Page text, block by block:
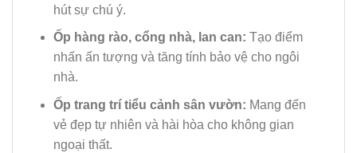
hút sự chú ý.
Ốp hàng rào, cổng nhà, lan can: Tạo điểm
nhấn ấn tượng và tăng tính bảo vệ cho ngôi
nhà.
Ốp trang trí tiểu cảnh sân vườn: Mang đến
vẻ đẹp tự nhiên và hài hòa cho không gian
ngoại thất.